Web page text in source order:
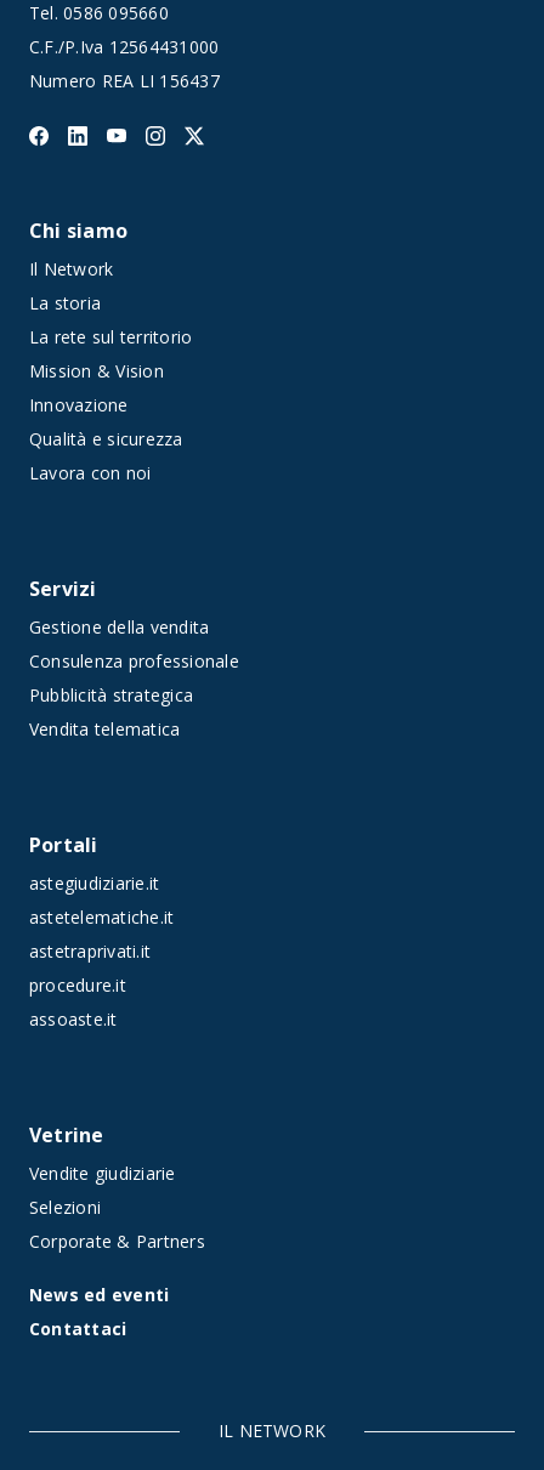
Tel.0586 095660
C.F./P.Iva 12564431000
Numero REA LI 156437
Chi siamo
Il Network
La storia
La rete sul territorio
Mission & Vision
Innovazione
Qualità e sicurezza
Lavora con noi
Servizi
Gestione della vendita
Consulenza professionale
Pubblicità strategica
Vendita telematica
Portali
astegiudiziarie.it
astetelematiche.it
astetraprivati.it
procedure.it
assoaste.it
Vetrine
Vendite giudiziarie
Selezioni
Corporate & Partners
News ed eventi
Contattaci
IL NETWORK